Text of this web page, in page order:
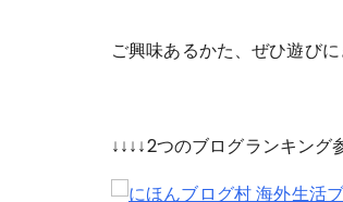
ご興味あるかた、ぜひ遊び
↓↓↓↓2つのブログランキン